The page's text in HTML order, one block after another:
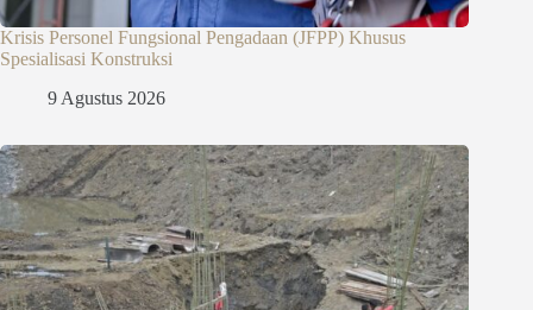
Krisis Personel Fungsional Pengadaan (JFPP) Khusus
Spesialisasi Konstruksi
9 Agustus 2026